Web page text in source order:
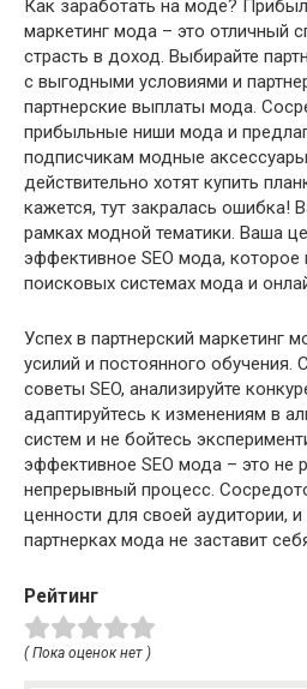
Как заработать на моде?
маркетинг мода – это отличный
страсть в доход. Выбирайте
с выгодными условиями и
партнерские выплаты мода.
прибыльные ниши мода и
подписчикам модные
действительно хотят купить
кажется, тут закралась ошибка!
рамках модной тематики. Ваша
эффективное SEO мода, которое
поисковых системах мода и
Успех в партнерский маркетинг
усилий и постоянного обучения.
советы SEO, анализируйте
адаптируйтесь к изменениям в
систем и не бойтесь
эффективное SEO мода – это не
непрерывный процесс.
ценности для своей аудитории,
партнерках мода не заставит
Рейтинг
( Пока оценок нет )